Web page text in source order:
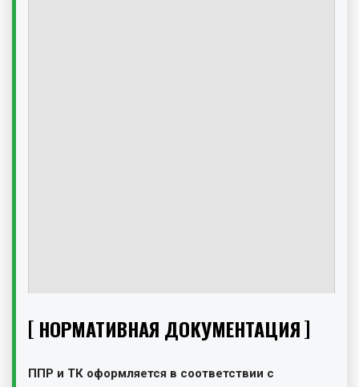
НОРМАТИВНАЯ ДОКУМЕНТАЦИЯ
ППР и ТК оформляется в соответствии с